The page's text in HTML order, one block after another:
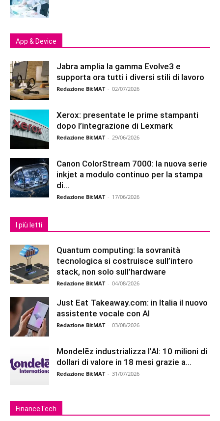
App & Device
Jabra amplia la gamma Evolve3 e
supporta ora tutti i diversi stili di lavoro
Redazione BitMAT - 02/07/2026
Xerox: presentate le prime stampanti
dopo l’integrazione di Lexmark
Redazione BitMAT - 29/06/2026
Canon ColorStream 7000: la nuova serie
inkjet a modulo continuo per la stampa
di...
Redazione BitMAT - 17/06/2026
I più letti
Quantum computing: la sovranità
tecnologica si costruisce sull’intero
stack, non solo sull’hardware
Redazione BitMAT - 04/08/2026
Just Eat Takeaway.com: in Italia il nuovo
assistente vocale con AI
Redazione BitMAT - 03/08/2026
Mondelēz industrializza l’AI: 10 milioni di
dollari di valore in 18 mesi grazie a...
Redazione BitMAT - 31/07/2026
FinanceTech